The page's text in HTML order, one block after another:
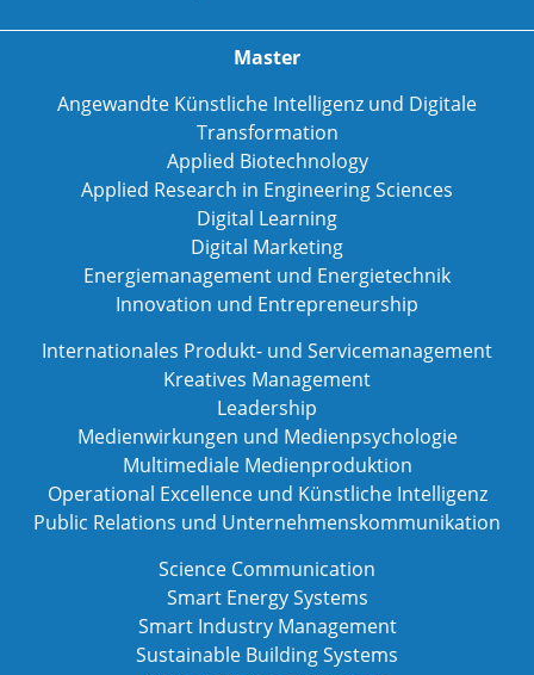
Master
Angewandte Künstliche Intelligenz und Digitale
Transformation
Applied Biotechnology
Applied Research in Engineering Sciences
Digital Learning
Digital Marketing
Energiemanagement und Energietechnik
Innovation und Entrepreneurship
Internationales Produkt- und Servicemanagement
Kreatives Management
Leadership
Medienwirkungen und Medienpsychologie
Multimediale Medienproduktion
Operational Excellence und Künstliche Intelligenz
Public Relations und Unternehmenskommunikation
Science Communication
Smart Energy Systems
Smart Industry Management
Sustainable Building Systems